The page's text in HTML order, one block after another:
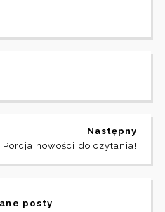
Następny
Porcja nowości do czytania!
posty